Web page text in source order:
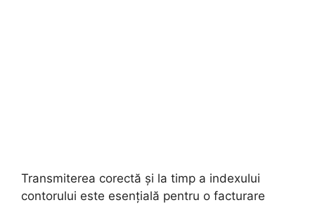
Transmiterea corectă și la timp a indexului
contorului este esențială pentru o facturare